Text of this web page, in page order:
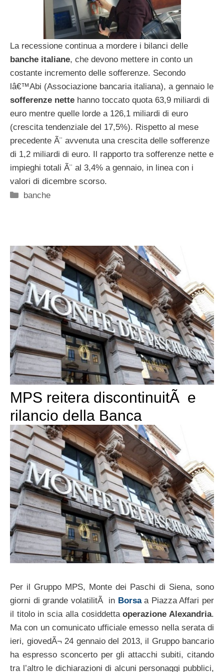
La recessione continua a mordere i bilanci delle
banche italiane, che devono mettere in conto un
costante incremento delle sofferenze. Secondo
lâ€™Abi (Associazione bancaria italiana), a gennaio le
sofferenze nette hanno toccato quota 63,9 miliardi di
euro mentre quelle lorde a 126,1 miliardi di euro
(crescita tendenziale del 17,5%). Rispetto al mese
precedente Ã¨ avvenuta una crescita delle sofferenze
di 1,2 miliardi di euro. Il rapporto tra sofferenze nette e
impieghi totali Ã¨ al 3,4% a gennaio, in linea con i
valori di dicembre scorso.
Categorie
banche
MPS reitera discontinuitÃ e
rilancio della Banca
Per il Gruppo MPS, Monte dei Paschi di Siena, sono
giorni di grande volatilitÃ in Borsaa Piazza Affari per
il titolo in scia alla cosiddettaoperazione Alexandria.
Ma con un comunicato ufficiale emesso nella serata di
ieri, giovedÃ¬ 24 gennaio del 2013, il Gruppo bancario
ha espresso sconcerto per gli attacchi subiti, citando
tra l’altro le dichiarazioni di alcuni personaggi pubblici,